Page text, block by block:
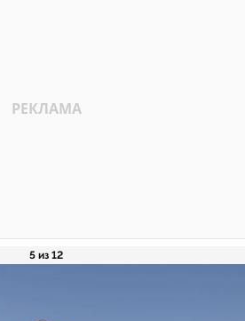
5 из 12